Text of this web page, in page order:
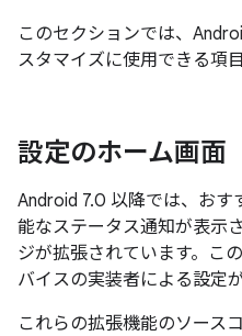
このセクションでは、
スタマイズに使用できる項
設定のホーム画面
Android 7.0 以降では、お
能なステータス通知が表示
ジが拡張されています。こ
バイスの実装者による設定が
これらの拡張機能のソース